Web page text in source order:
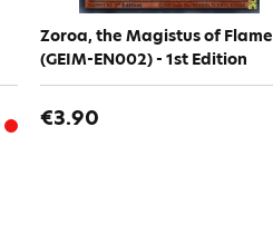
Zoroa, the Magistus of Flame
(GEIM-EN002) - 1st Edition
€3.90